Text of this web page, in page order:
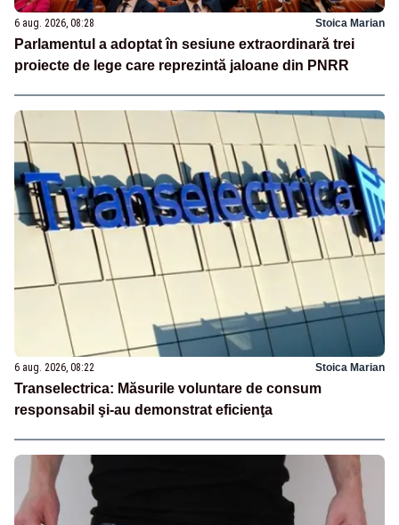
6 aug. 2026, 08:28 Stoica Marian
Parlamentul a adoptat în sesiune extraordinară trei
proiecte de lege care reprezintă jaloane din PNRR
6 aug. 2026, 08:22 Stoica Marian
Transelectrica: Măsurile voluntare de consum
responsabil şi-au demonstrat eficienţa